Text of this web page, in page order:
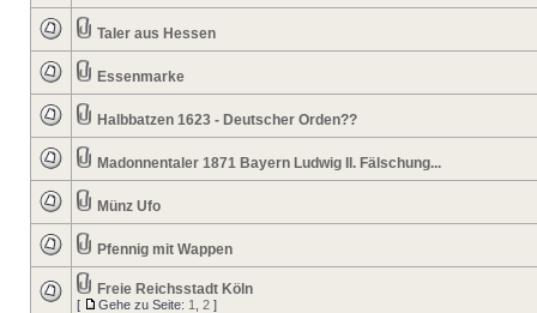
Taler aus Hessen
Essenmarke
Halbbatzen 1623 - Deutscher Orden??
Madonnentaler 1871 Bayern Ludwig II. Fälschung...
Münz Ufo
Pfennig mit Wappen
Freie Reichsstadt Köln
[ Gehe zu Seite: 1 2 ]